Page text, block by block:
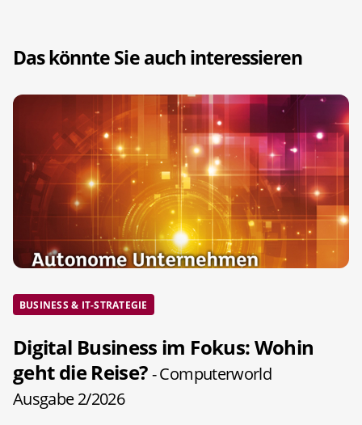
Das könnte Sie auch interessieren
BUSINESS & IT-STRATEGIE
Digital Business im Fokus: Wohin
geht die Reise?- Computerworld
Ausgabe 2/2026